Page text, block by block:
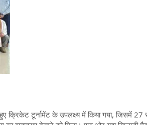
क्रिकेट टूर्नामेंट के उपलक्ष्य में किया गया, जिसमें